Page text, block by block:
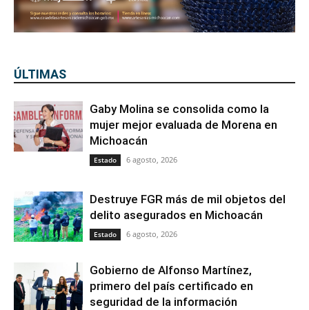
ÚLTIMAS
Gaby Molina se consolida como la
mujer mejor evaluada de Morena en
Michoacán
Estado 6 agosto, 2026
Destruye FGR más de mil objetos del
delito asegurados en Michoacán
Estado 6 agosto, 2026
Gobierno de Alfonso Martínez,
primero del país certificado en
seguridad de la información